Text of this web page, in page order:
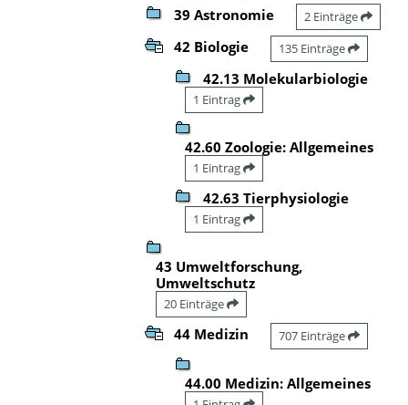
39 Astronomie 2 Einträge
42 Biologie 135 Einträge
42.13 Molekularbiologie
1 Eintrag
42.60 Zoologie: Allgemeines
1 Eintrag
42.63 Tierphysiologie
1 Eintrag
43 Umweltforschung,
Umweltschutz
20 Einträge
44 Medizin 707 Einträge
44.00 Medizin: Allgemeines